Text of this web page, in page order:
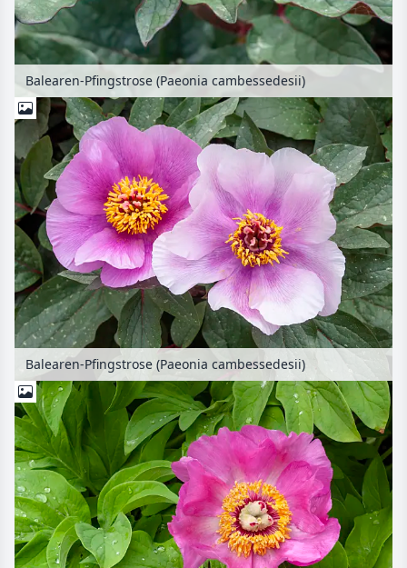
Balearen-Pfingstrose (Paeonia cambessedesii)
Balearen-Pfingstrose (Paeonia cambessedesii)